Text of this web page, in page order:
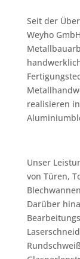
Seit der
Weyho
realisieren
Unser
von Türen,
Darüber